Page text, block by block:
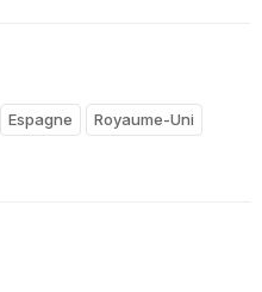
Espagne
Royaume-Uni